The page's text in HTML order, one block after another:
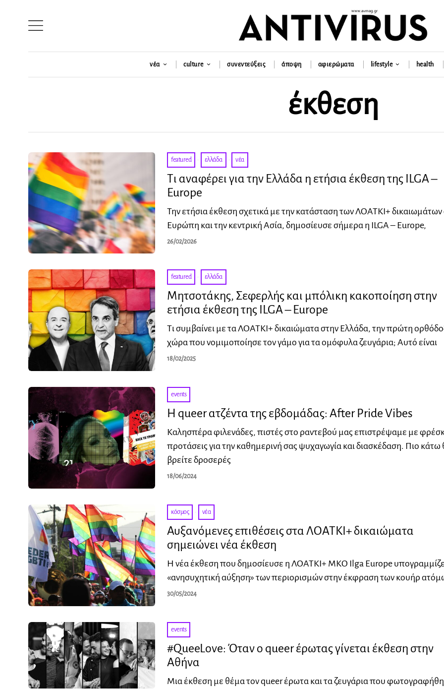
νέα culture συνεντεύξεις άποψη αφιερώματα lifestyle health
έκθεση
featured · ελλάδα · νέα
Τι αναφέρει για την Ελλάδα η ετήσια έκθεση της ILGA –
Europe
Την ετήσια έκθεση σχετικά με την κατάσταση των ΛΟΑΤΚΙ+ δικαιωμάτων
Ευρώπη και την κεντρική Ασία, δημοσίευσε σήμερα η ILGA – Europe,
26/02/2026
featured · ελλάδα
Μητσοτάκης, Σεφερλής και μπόλικη κακοποίηση στην
ετήσια έκθεση της ILGA – Europe
Τι συμβαίνει με τα ΛΟΑΤΚΙ+ δικαιώματα στην Ελλάδα, την πρώτη
χώρα που νομιμοποίησε τον γάμο για τα ομόφυλα ζευγάρια; Αυτό είναι
18/02/2025
events
Η queer ατζέντα της εβδομάδας: After Pride Vibes
Καλησπέρα φιλενάδες, πιστές στο ραντεβού μας επιστρέψαμε με
προτάσεις για την καθημερινή σας ψυχαγωγία και διασκέδαση. Πιο κάτω
βρείτε δροσερές
18/06/2024
κόσμος · νέα
Αυξανόμενες επιθέσεις στα ΛΟΑΤΚΙ+ δικαιώματα
σημειώνει νέα έκθεση
Η νέα έκθεση που δημοσίευσε η ΛΟΑΤΚΙ+ ΜΚΟ Ilga Europe
«ανησυχητική αύξηση» των περιορισμών στην έκφραση των κουήρ
30/05/2024
events
#QueeLove: Όταν ο queer έρωτας γίνεται έκθεση στην
Αθήνα
Μια έκθεση με θέμα τον queer έρωτα και τα ζευγάρια που